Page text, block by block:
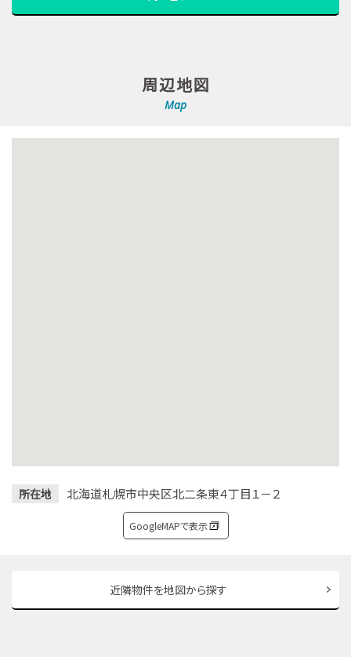
周辺地図
Map
所在地 北海道札幌市中央区北二条東４丁目１－２
GoogleMAPで表示
近隣物件を地図から探す